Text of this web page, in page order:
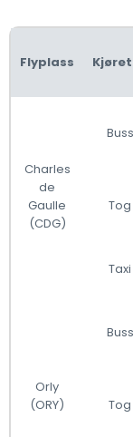
Flyplass
Charles
de
Gaulle
(CDG)
Buss
Tog
Taxi
Orly
(ORY)
Buss
Tog